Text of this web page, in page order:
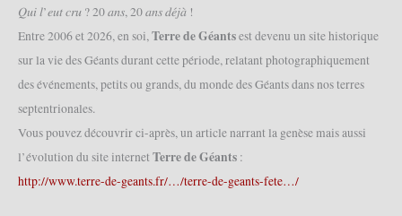
Géants
des
de-
France
et
présentation
tenue
𝑄𝑢𝑖 𝑙’𝑒𝑢𝑡 𝑐𝑟𝑢 ? 20 𝑎𝑛𝑠, 20 𝑎𝑛𝑠 𝑑𝑒́𝑗𝑎̀ !
Entre 2006 et 2026, en soi,Terre de Géantsest devenu un site historique
sur la vie des Géants durant cette période, relatant photographiquement
des événements, petits ou grands, du monde des Géants dans nos terres
septentrionales.
Vous pouvez découvrir ci-après, un article narrant la genèse mais aussi
l’évolution du site internet Terre de Géants :
http://www.terre-de-geants.fr/…/terre-de-geants-fete…/